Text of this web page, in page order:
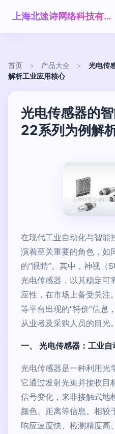
上海北速诗网络科技有限公司
首页 > 产品大全 >
光电传
解析工业应用核心
光电传感器的
22系列为例解
在现代工业自动化与智能
演着至关重要的角色，如
的“眼睛”。其中，神视（
光电传感器，以其稳定可
应性，在市场上备受关注
等平台出现的“特价”信息
从业者及采购人员的目光。
一、 光电传感器：工业
光电传感器是一种利用光
它通过发射光束并接收目
信号变化，来非接触式地
颜色、距离等信息。相较
响应速度快、检测精度高